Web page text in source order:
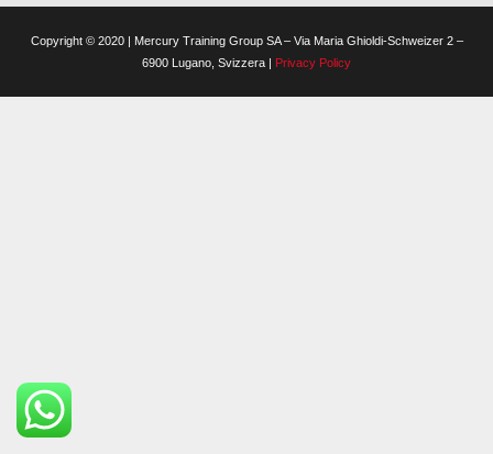
Copyright © 2020 | Mercury Training Group SA – Via Maria Ghioldi-Schweizer 2 –
6900 Lugano, Svizzera | Privacy Policy